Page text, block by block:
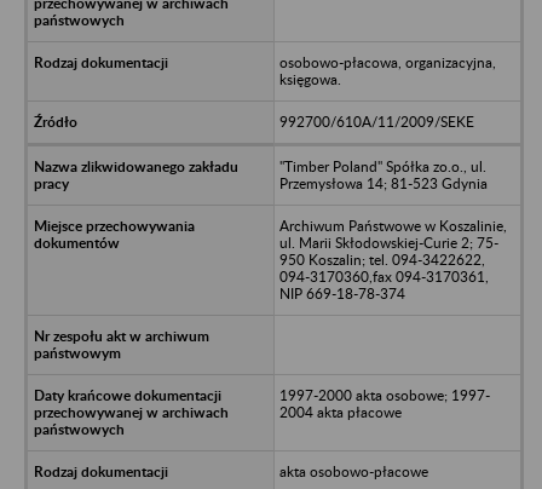
osobowo-płacowa, organizacyjna,
księgowa.
992700/610A/11/2009/SEKE
"Timber Poland" Spółka zo.o., ul.
Przemysłowa 14; 81-523 Gdynia
Archiwum Państwowe w Koszalinie,
ul. Marii Skłodowskiej-Curie 2; 75-
950 Koszalin; tel. 094-3422622,
094-3170360,fax 094-3170361,
NIP 669-18-78-374
1997-2000 akta osobowe; 1997-
2004 akta płacowe
akta osobowo-płacowe